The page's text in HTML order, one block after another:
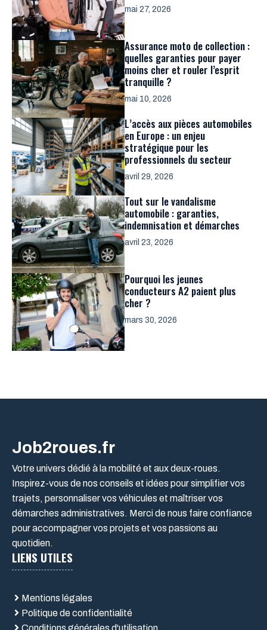
mai 27, 2026
Assurance moto de collection :
quelles garanties pour payer
moins cher et rouler l’esprit
tranquille ?
mai 10, 2026
L’accès aux pièces automobiles
en Europe : un enjeu
stratégique pour les
professionnels du secteur
avril 29, 2026
Tout sur le vandalisme
automobile : garanties,
indemnisation et démarches
avril 23, 2026
Pourquoi les jeunes
conducteurs A2 paient plus
cher ?
mars 30, 2026
Job2roues.fr
Votre univers dédié à la mobilité et aux deux-roues.
Inspirez-vous de nos conseils et idées pour simplifier vos
trajets, personnaliser vos véhicules et maîtriser vos
démarches administratives. Merci de nous faire confiance
pour accompagner vos projets et vos passions au
quotidien.
LIENS UTILES
Mentions légales
Politique de confidentialité
Conditions générales d'utilisation